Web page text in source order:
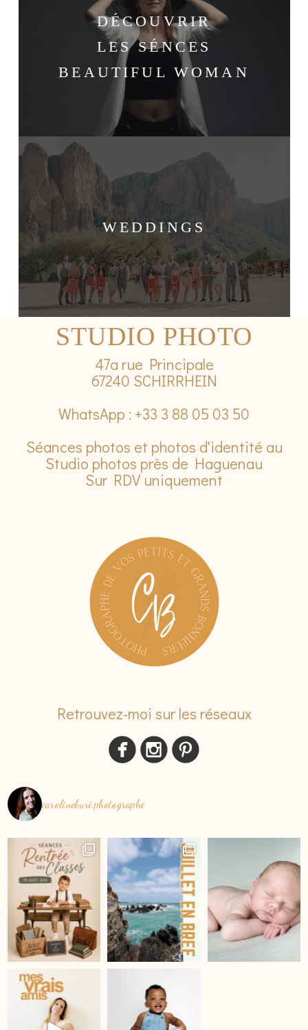
DÉCOUVRIR
LES SÉNCES
BEAUTIFUL WOMAN
WEDDINGS
STUDIO PHOTO
47a rue Principale
67240 SCHIRRHEIN
WhatsApp : +33 3 88 05 03 50
Séances photos et photos d'identité au
Studio photos près de Haguenau
Sur RDV uniquement
Retrouvez-moi sur les réseaux
carolineburi.photographe